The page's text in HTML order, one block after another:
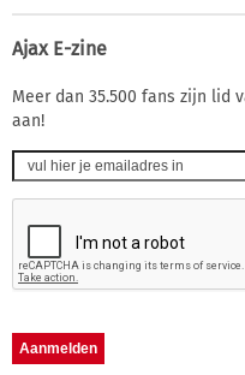
Ajax E-zine
Meer dan 35.500 fans zijn lid
aan!